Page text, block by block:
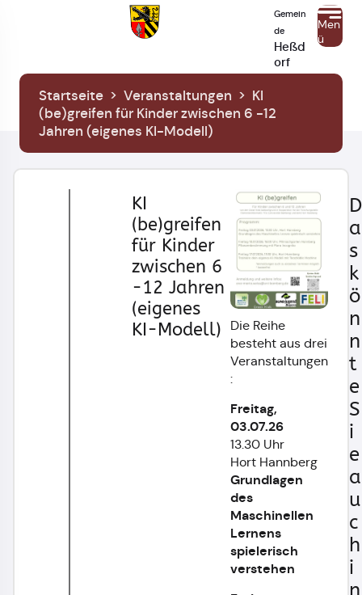
Gemein
de
Heßd
orf
Men
ü
Startseite > Veranstaltungen > KI
(be)greifen für Kinder zwischen 6 -12
Jahren (eigenes KI-Modell)
KI
(be)greifen
für Kinder
zwischen 6
-12 Jahren
(eigenes
KI-Modell)
Die Reihe
besteht aus drei
Veranstaltungen
:
Freitag,
03.07.26
13.30 Uhr
Hort Hannberg
Grundlagen
des
Maschinellen
Lernens
spielerisch
verstehen
D
a
s
k
ö
n
n
t
e
S
i
e
a
u
c
h
i
n